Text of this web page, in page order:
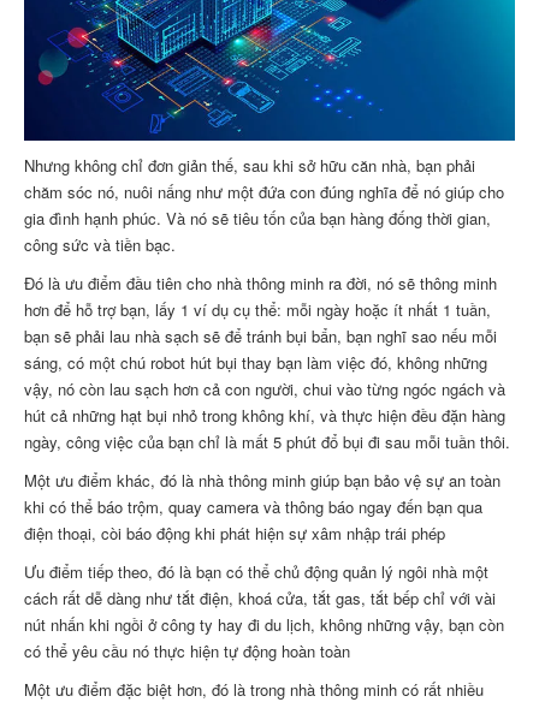
Nhưng không chỉ đơn giản thế, sau khi sở hữu căn nhà, bạn phải
chăm sóc nó, nuôi nấng như một đứa con đúng nghĩa để nó giúp cho
gia đình hạnh phúc. Và nó sẽ tiêu tốn của bạn hàng đống thời gian,
công sức và tiền bạc.
Đó là ưu điểm đầu tiên cho nhà thông minh ra đời, nó sẽ thông minh
hơn để hỗ trợ bạn, lấy 1 ví dụ cụ thể: mỗi ngày hoặc ít nhất 1 tuần,
bạn sẽ phải lau nhà sạch sẽ để tránh bụi bẩn, bạn nghĩ sao nếu mỗi
sáng, có một chú robot hút bụi thay bạn làm việc đó, không những
vậy, nó còn lau sạch hơn cả con người, chui vào từng ngóc ngách và
hút cả những hạt bụi nhỏ trong không khí, và thực hiện đều đặn hàng
ngày, công việc của bạn chỉ là mất 5 phút đổ bụi đi sau mỗi tuần thôi.
Một ưu điểm khác, đó là nhà thông minh giúp bạn bảo vệ sự an toàn
khi có thể báo trộm, quay camera và thông báo ngay đến bạn qua
điện thoại, còi báo động khi phát hiện sự xâm nhập trái phép
Ưu điểm tiếp theo, đó là bạn có thể chủ động quản lý ngôi nhà một
cách rất dễ dàng như tắt điện, khoá cửa, tắt gas, tắt bếp chỉ với vài
nút nhấn khi ngồi ở công ty hay đi du lịch, không những vậy, bạn còn
có thể yêu cầu nó thực hiện tự động hoàn toàn
Một ưu điểm đặc biệt hơn, đó là trong nhà thông minh có rất nhiều